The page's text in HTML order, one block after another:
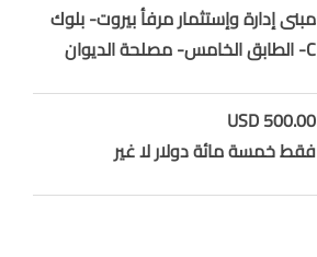
مبنى إدارة وإستثمار مرفأ بيروت- بلوك
C- الطابق الخامس- مصلحة الديوان
500.00 USD
فقط خمسة مائة دولار لا غير